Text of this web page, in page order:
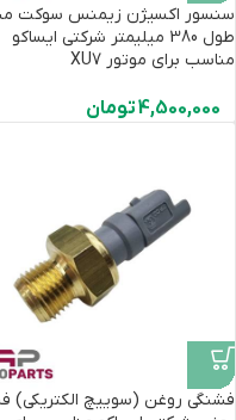
سنسور اکسیژن زیمنس سوکت
طول 380 میلیمتر شرکتی ایساکو
مناسب برای موتور XU7
4,500,000تومان
فشنگی روغن (سوییچ الکتریکی)